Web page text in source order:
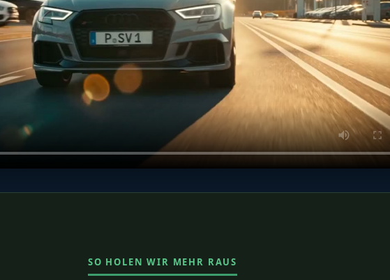
SO HOLEN WIR MEHR RAUS